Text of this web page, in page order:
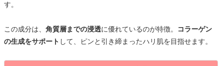
す。
この成分は、 角質層までの浸透に優れているのが特徴。
コラーゲン
の生成をサポート して、ピンと引き締まったハリ肌を目指せます。